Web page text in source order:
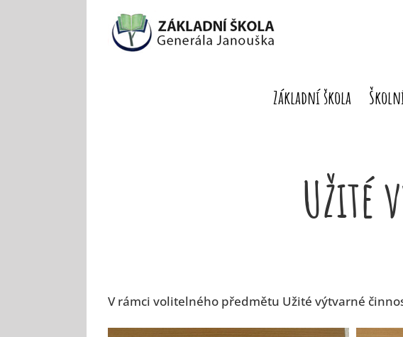
Základní škola
Užité
V rámci volitelného předmětu Užité výtvarné